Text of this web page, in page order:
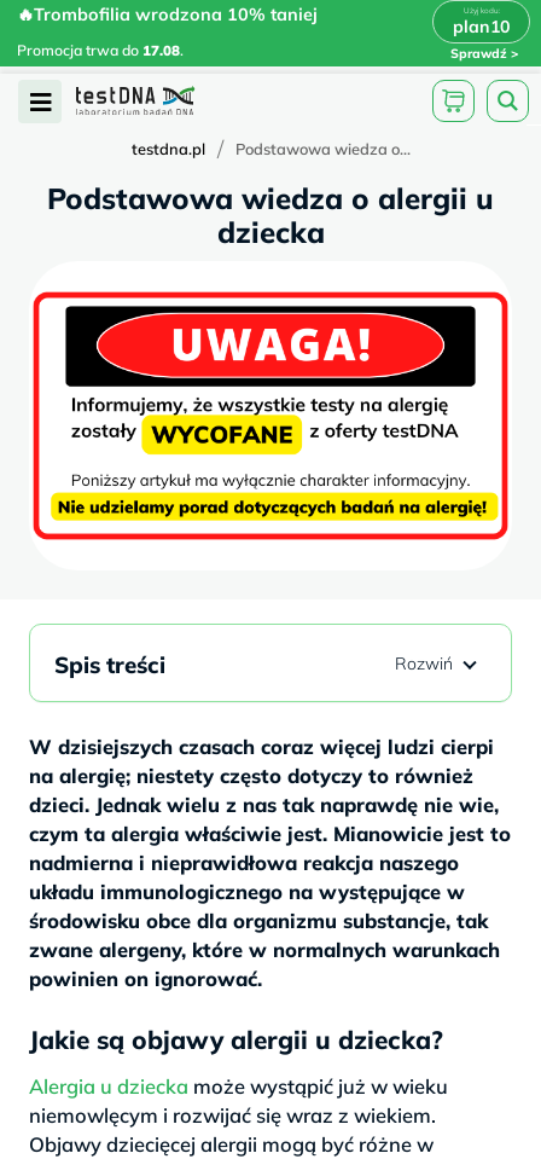
Skip
content
🔥Trombofilia wrodzona 10% taniej
Promocja trwa do 17.08.
plan10
Sprawdź
🔥Trombofilia wrodzona 10% taniej
plan10 x
Open
testdna.pl / Podstawowa wiedza o...
Podstawowa wiedza o alergii u
dziecka
W dzisiejszych czasach coraz więcej ludzi cierpi
na alergię; niestety często dotyczy to również
dzieci. Jednak wielu z nas tak naprawdę nie wie,
czym ta alergia właściwie jest. Mianowicie jest to
nadmierna i nieprawidłowa reakcja naszego
układu immunologicznego na występujące w
środowisku obce dla organizmu substancje, tak
zwane alergeny, które w normalnych warunkach
powinien on ignorować.
Jakie są objawy alergii u dziecka?
Alergia u dziecka może wystąpić już w wieku
niemowlęcym i rozwijać się wraz z wiekiem.
Objawy dziecięcej alergii mogą być różne w
Spis treści